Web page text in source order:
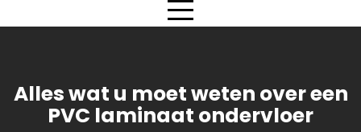
Alles wat u moet weten over een
PVC laminaat ondervloer